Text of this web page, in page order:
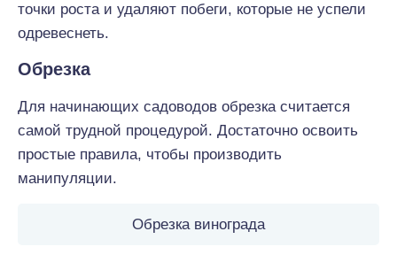
точки роста и удаляют побеги, которые не успели
одревеснеть.
Обрезка
Для начинающих садоводов обрезка считается
самой трудной процедурой. Достаточно освоить
простые правила, чтобы производить
манипуляции.
Обрезка винограда